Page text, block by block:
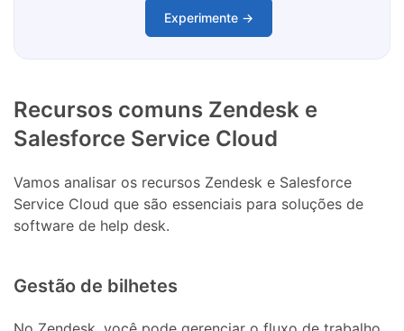
Experimente →
Recursos comuns Zendesk e
Salesforce Service Cloud
Vamos analisar os recursos Zendesk e Salesforce
Service Cloud que são essenciais para soluções de
software de help desk.
Gestão de bilhetes